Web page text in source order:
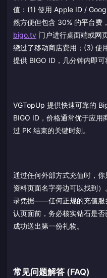
值：(1) 使用 Apple ID /
然方便但包含 30% 的平台费
bigo.tv 门户进行桌面端或网
绕过了移动商店费用；(3) 使
提供 BIGO ID，几分钟内即可
VGTopUp 提供快速可靠的
BIGO ID，价格通常优于应用
过 PK 结束的关键时刻。
通过任何外部方式充值时，
资料页面名字旁边可以找到
录凭据——任何正规的充值服
认页面前，务必核实钻石是
成功送出第一份礼物。
常见问题解答 (FAQ)